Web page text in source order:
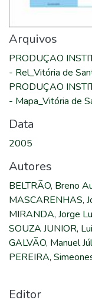
Arquivos
PRODUÇAO
- Rel_Vitória de
PRODUÇAO
- Mapa_Vitória de
Data
2005
Autores
BELTRÃO, Breno
MASCARENHAS,
MIRANDA, Jorge
SOUZA JUNIOR,
GALVÃO, Manuel
PEREIRA,
Editor